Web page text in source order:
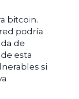
bitcoin.
podría
de
esta
si